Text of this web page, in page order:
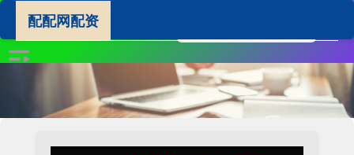
配配网配资